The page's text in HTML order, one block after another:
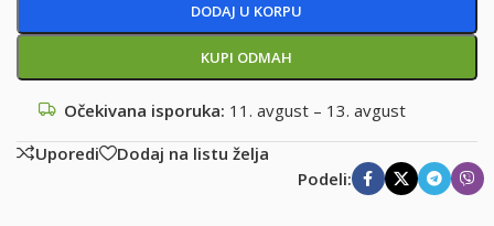
DODAJ U KORPU
KUPI ODMAH
Očekivana isporuka: 11. avgust – 13. avgust
Uporedi
Dodaj na listu želja
Podeli: